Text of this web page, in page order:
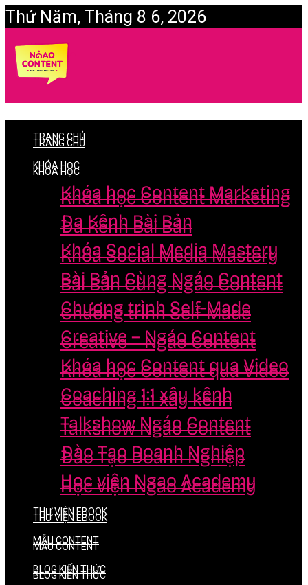
Thứ Năm, Tháng 8 6, 2026
Login
TRANG CHỦ
KHÓA HỌC
Khóa học Content Marketing
Đa Kênh Bài Bản
Khóa Social Media Mastery
Bài Bản Cùng Ngáo Content
Chương trình Self-Made
Creative – Ngáo Content
Khóa học Content qua Video
Coaching 1:1 xây kênh
Talkshow Ngáo Content
Đào Tạo Doanh Nghiệp
Học viện Ngao Academy
THƯ VIỆN EBOOK
MẪU CONTENT
BLOG KIẾN THỨC
TRANG CHỦ
KHÓA HỌC
Khóa học Content Marketing
Đa Kênh Bài Bản
Khóa Social Media Mastery
Bài Bản Cùng Ngáo Content
Chương trình Self-Made
Creative – Ngáo Content
Khóa học Content qua Video
Coaching 1:1 xây kênh
Talkshow Ngáo Content
Đào Tạo Doanh Nghiệp
Học viện Ngao Academy
THƯ VIỆN EBOOK
MẪU CONTENT
BLOG KIẾN THỨC